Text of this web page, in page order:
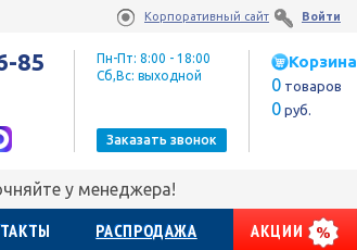
Корпоративный сайт Войти
85
Пн-Пт: 8:00 - 18:00
Сб,Вс: выходной
Заказать звонок
Корзина
0 товаров
0 руб.
у менеджера!
РАСПРОДАЖА АКЦИИ